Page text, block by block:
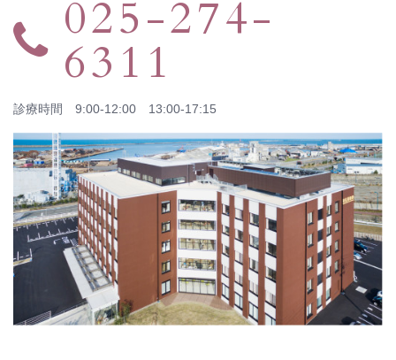
025-274-
6311
診療時間 9:00-12:00 13:00-17:15